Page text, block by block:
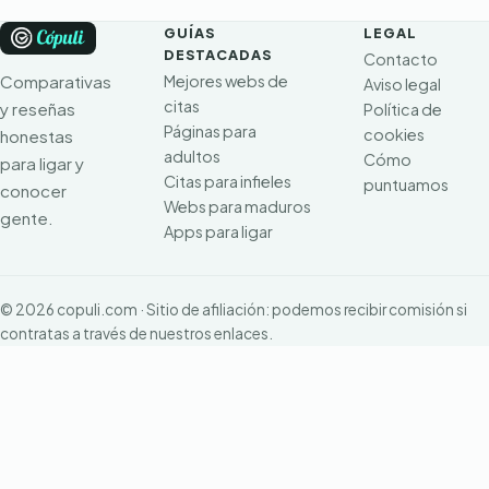
Comparativas
y reseñas
honestas
para ligar y
conocer
gente.
GUÍAS
DESTACADAS
Mejores webs de
citas
Páginas para
adultos
Citas para infieles
Webs para maduros
Apps para ligar
LEGAL
Contacto
Aviso legal
Política de
cookies
Cómo
puntuamos
© 2026 copuli.com · Sitio de afiliación: podemos recibir comisión si
contratas a través de nuestros enlaces.